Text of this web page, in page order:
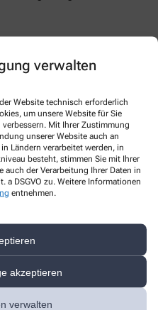
verwalten
Website technisch erforderlich
um unsere Website für Sie
Mit Ihrer Zustimmung
unserer Website auch an
Ländern verarbeitet werden, in
besteht, stimmen Sie mit Ihrer
der Verarbeitung Ihrer Daten in
a DSGVO zu. Weitere Informationen
entnehmen.
akzeptieren
verwalten
der gesetzlichen
Info speichern und Sie
vorzeigen.
und beim nächsten